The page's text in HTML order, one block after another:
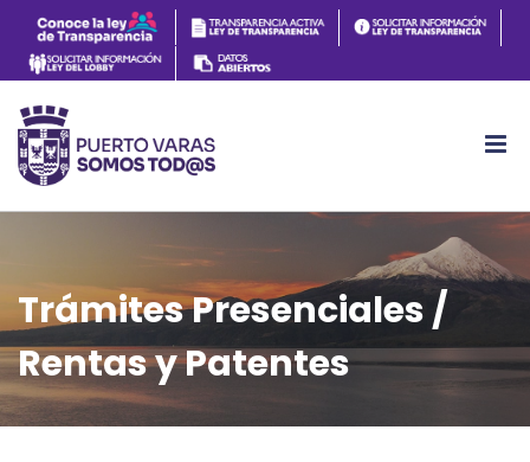
Trámites Presenciales /
Rentas y Patentes